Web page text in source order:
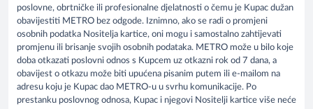
poslovne, obrtničke ili profesionalne djelatnosti o čemu je Kupac dužan
obavijestiti METRO bez odgode. Iznimno, ako se radi o promjeni
osobnih podatka Nositelja kartice, oni mogu i samostalno zahtijevati
promjenu ili brisanje svojih osobnih podataka. METRO može u bilo koje
doba otkazati poslovni odnos s Kupcem uz otkazni rok od 7 dana, a
obavijest o otkazu može biti upućena pisanim putem ili e-mailom na
adresu koju je Kupac dao METRO-u u svrhu komunikacije. Po
prestanku poslovnog odnosa, Kupac i njegovi Nositelji kartice više neće